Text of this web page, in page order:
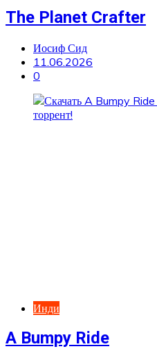
The Planet Crafter
Иосиф Сид
11.06.2026
0
Инди
A Bumpy Ride